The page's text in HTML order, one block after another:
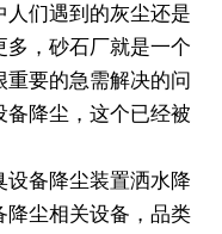
人们遇到的灰尘还是
多，砂石厂就是一个
要的急需解决的问
备降尘，这个已经被
设备降尘装置洒水降
降尘相关设备，品类